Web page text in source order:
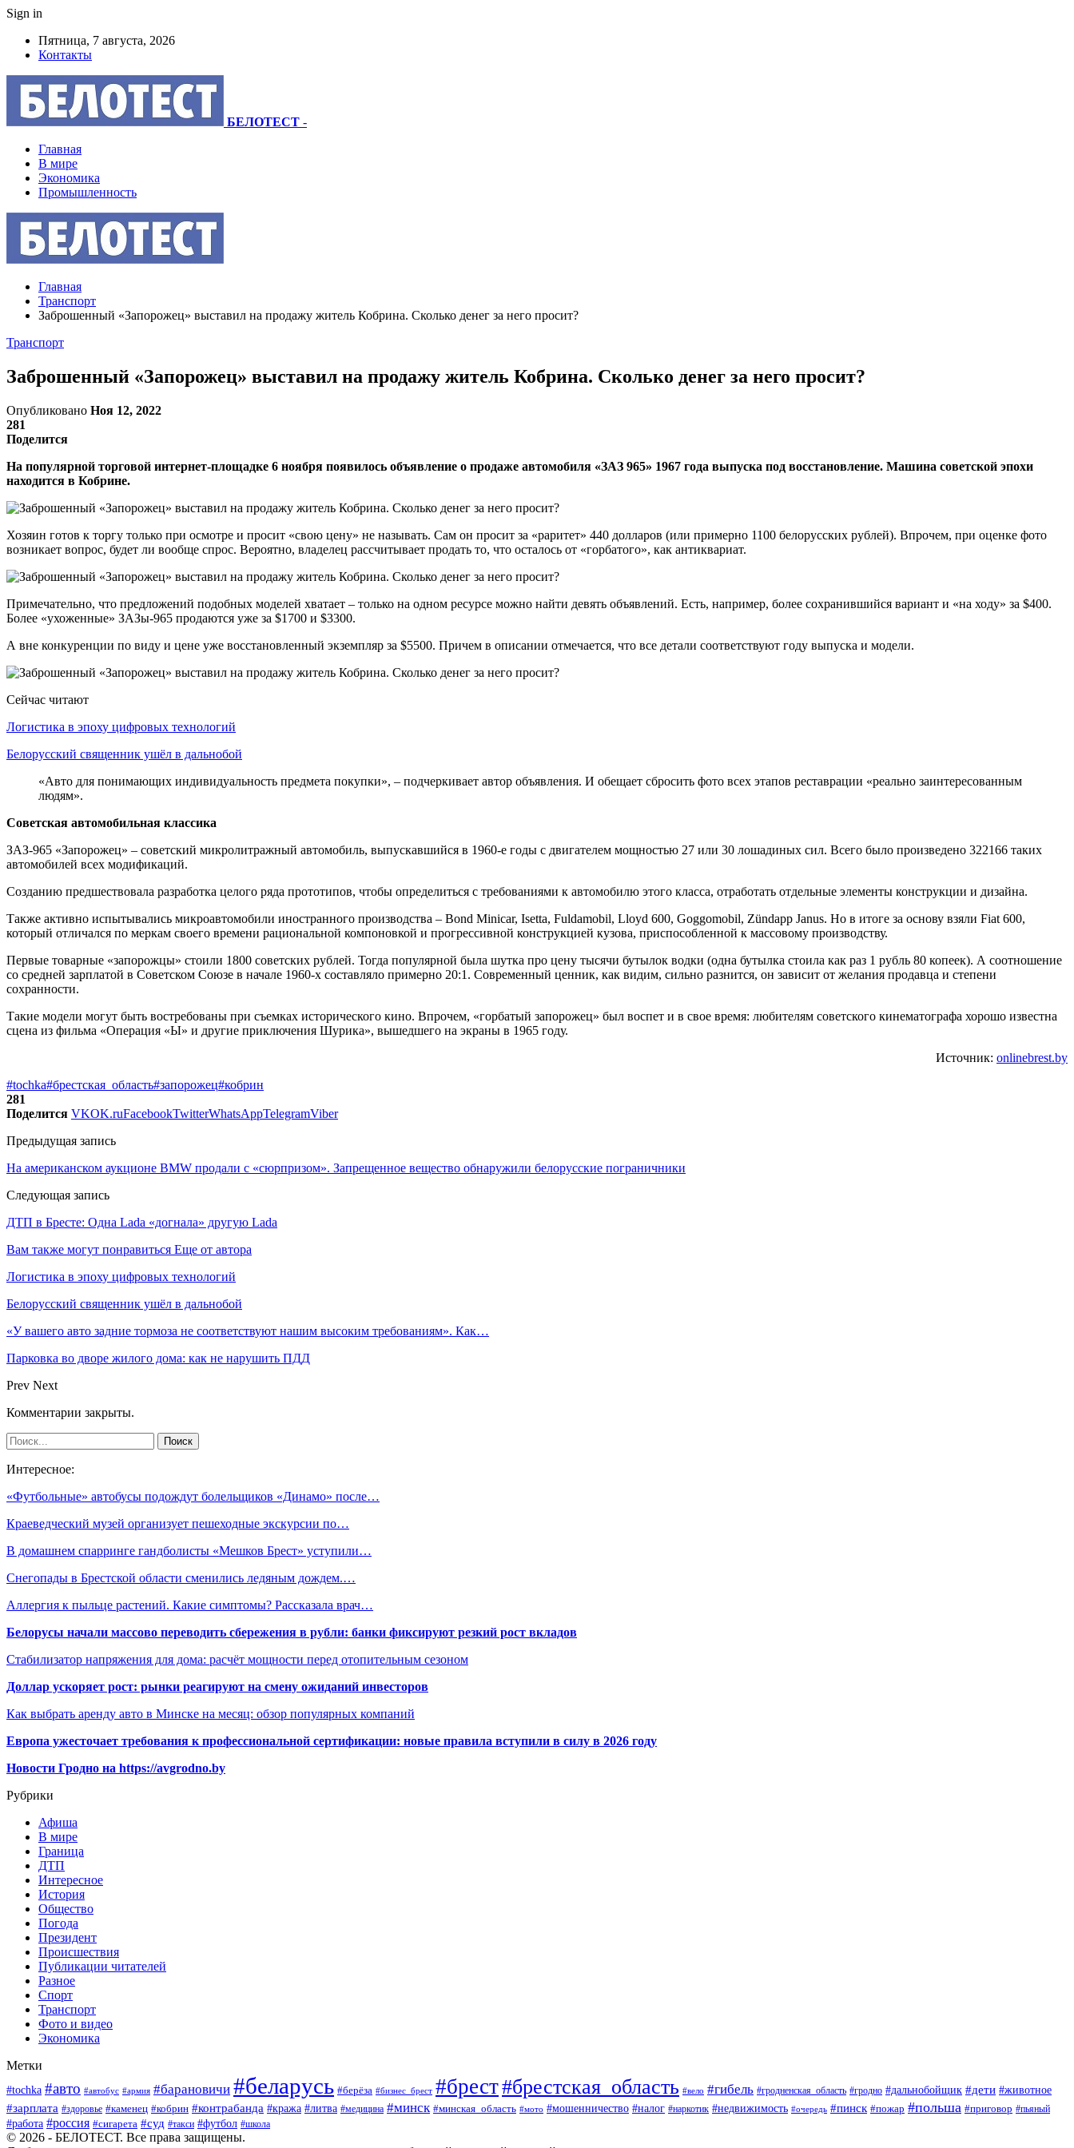
Sign in
Пятница, 7 августа, 2026
Контакты
БЕЛОТЕСТ -
Главная
В мире
Экономика
Промышленность
Главная
Транспорт
Заброшенный «Запорожец» выставил на продажу житель Кобрина. Сколько денег за него просит?
Транспорт
Заброшенный «Запорожец» выставил на продажу житель Кобрина. Сколько денег за него просит?
Опубликовано Ноя 12, 2022
281
Поделится
На популярной торговой интернет-площадке 6 ноября появилось объявление о продаже автомобиля «ЗАЗ 965» 1967 года выпуска под восстановление. Машина советской эпохи
находится в Кобрине.
Хозяин готов к торгу только при осмотре и просит «свою цену» не называть. Сам он просит за «раритет» 440 долларов (или примерно 1100 белорусских рублей). Впрочем, при оценке фото
возникает вопрос, будет ли вообще спрос. Вероятно, владелец рассчитывает продать то, что осталось от «горбатого», как антиквариат.
Примечательно, что предложений подобных моделей хватает – только на одном ресурсе можно найти девять объявлений. Есть, например, более сохранившийся вариант и «на ходу» за $400.
Более «ухоженные» ЗАЗы-965 продаются уже за $1700 и $3300.
А вне конкуренции по виду и цене уже восстановленный экземпляр за $5500. Причем в описании отмечается, что все детали соответствуют году выпуска и модели.
Сейчас читают
Логистика в эпоху цифровых технологий
Белорусский священник ушёл в дальнобой
«Авто для понимающих индивидуальность предмета покупки», – подчеркивает автор объявления. И обещает сбросить фото всех этапов реставрации «реально заинтересованным
людям».
Советская автомобильная классика
ЗАЗ-965 «Запорожец» – советский микролитражный автомобиль, выпускавшийся в 1960-е годы с двигателем мощностью 27 или 30 лошадиных сил. Всего было произведено 322166 таких
автомобилей всех модификаций.
Созданию предшествовала разработка целого ряда прототипов, чтобы определиться с требованиями к автомобилю этого класса, отработать отдельные элементы конструкции и дизайна.
Также активно испытывались микроавтомобили иностранного производства – Bond Minicar, Isetta, Fuldamobil, Lloyd 600, Goggomobil, Zündapp Janus. Но в итоге за основу взяли Fiat 600,
который отличался по меркам своего времени рациональной компоновкой и прогрессивной конструкцией кузова, приспособленной к массовому производству.
Первые товарные «запорожцы» стоили 1800 советских рублей. Тогда популярной была шутка про цену тысячи бутылок водки (одна бутылка стоила как раз 1 рубль 80 копеек). А соотношение
со средней зарплатой в Советском Союзе в начале 1960-х составляло примерно 20:1. Современный ценник, как видим, сильно разнится, он зависит от желания продавца и степени
сохранности.
Такие модели могут быть востребованы при съемках исторического кино. Впрочем, «горбатый запорожец» был воспет и в свое время: любителям советского кинематографа хорошо известна
сцена из фильма «Операция «Ы» и другие приключения Шурика», вышедшего на экраны в 1965 году.
Источник: onlinebrest.by
#tochka#брестская_область#запорожец#кобрин
281
Поделится VKOK.ruFacebookTwitterWhatsAppTelegramViber
Предыдущая запись
На американском аукционе BMW продали с «сюрпризом». Запрещенное вещество обнаружили белорусские пограничники
Следующая запись
ДТП в Бресте: Одна Lada «догнала» другую Lada
Вам также могут понравиться Еще от автора
Логистика в эпоху цифровых технологий
Белорусский священник ушёл в дальнобой
«У вашего авто задние тормоза не соответствуют нашим высоким требованиям». Как…
Парковка во дворе жилого дома: как не нарушить ПДД
Prev Next
Комментарии закрыты.
Интересное:
«Футбольные» автобусы подождут болельщиков «Динамо» после…
Краеведческий музей организует пешеходные экскурсии по…
В домашнем спарринге гандболисты «Мешков Брест» уступили…
Снегопады в Брестской области сменились ледяным дождем.…
Аллергия к пыльце растений. Какие симптомы? Рассказала врач…
Белорусы начали массово переводить сбережения в рубли: банки фиксируют резкий рост вкладов
Стабилизатор напряжения для дома: расчёт мощности перед отопительным сезоном
Доллар ускоряет рост: рынки реагируют на смену ожиданий инвесторов
Как выбрать аренду авто в Минске на месяц: обзор популярных компаний
Европа ужесточает требования к профессиональной сертификации: новые правила вступили в силу в 2026 году
Новости Гродно на https://avgrodno.by
Рубрики
Афиша
В мире
Граница
ДТП
Интересное
История
Общество
Погода
Президент
Происшествия
Публикации читателей
Разное
Спорт
Транспорт
Фото и видео
Экономика
Метки
#tochka #авто #автобус #армия #барановичи #беларусь #берёза #бизнес_брест #брест#брестская_область #вело #гибель #гродненская_область #гродно #дальнобойщик #дети #животное
#зарплата #здоровье #каменец #кобрин #контрабанда #кража #литва #медицина #минск #минская_область #мото #мошенничество #налог #наркотик #недвижимость #очередь #пинск #пожар #польша #приговор #пьяный
#работа #россия #сигарета #суд #такси #футбол #школа
© 2026 - БЕЛОТЕСТ. Все права защищены.